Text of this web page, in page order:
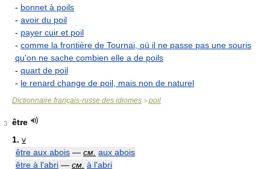
- bonnet à poils
- avoir du poil
- payer cuir et poil
- comme la frontière de Tournai, où il ne passe pas une souris
qu'on ne sache combien elle a de poils
- quart de poil
- le renard change de poil, mais non de naturel
Dictionnaire français-russe des idiomes > poil
3
être
1. v
être aux abois — см. aux abois
être à l'abri — см. à l'abri